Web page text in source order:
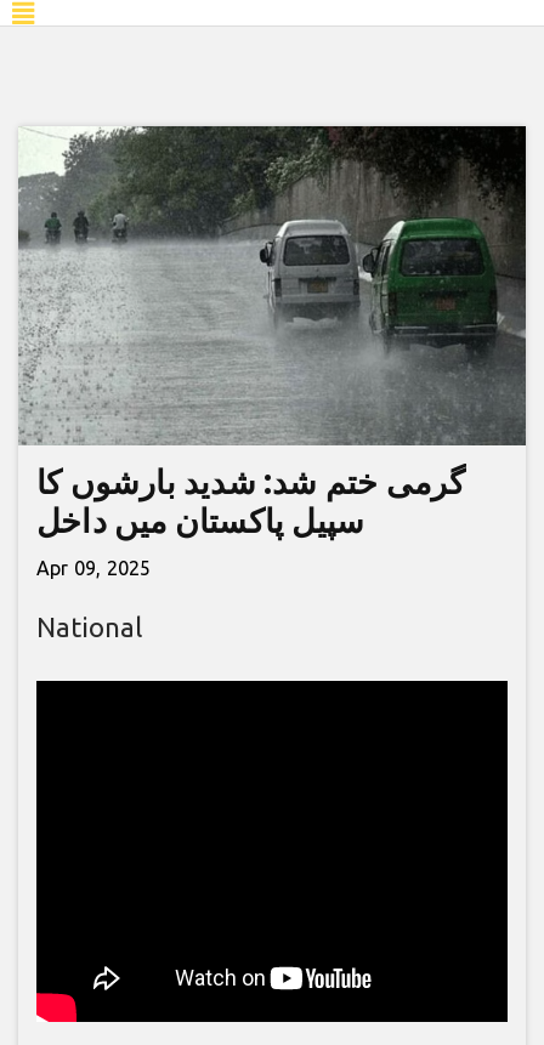
گرمی ختم شد: شدید بارشوں کا
سپیل پاکستان میں داخل
Apr 09, 2025
National